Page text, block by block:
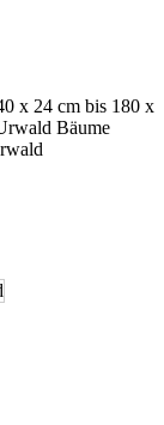
x 24 cm bis 180 x
Bäume